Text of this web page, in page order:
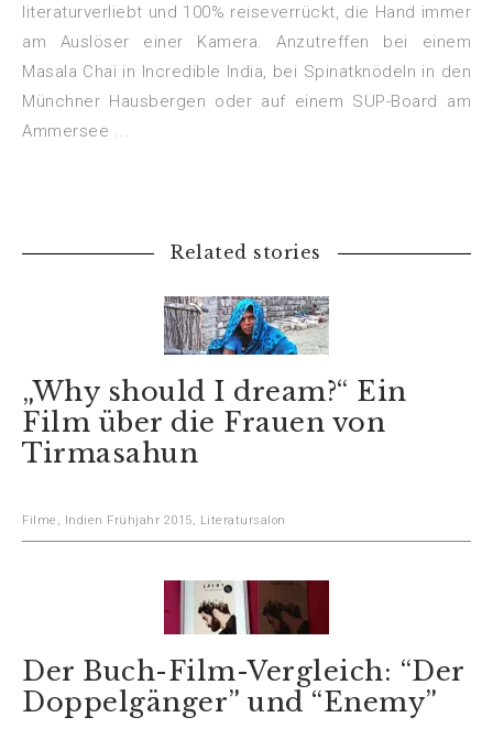
literaturverliebt und 100% reiseverrückt, die Hand immer
am Auslöser einer Kamera. Anzutreffen bei einem
Masala Chai in Incredible India, bei Spinatknödeln in den
Münchner Hausbergen oder auf einem SUP-Board am
Ammersee ...
Related stories
„Why should I dream?“ Ein
Film über die Frauen von
Tirmasahun
Filme Indien Frühjahr 2015 Literatursalon
Der Buch-Film-Vergleich: “Der
Doppelgänger” und “Enemy”